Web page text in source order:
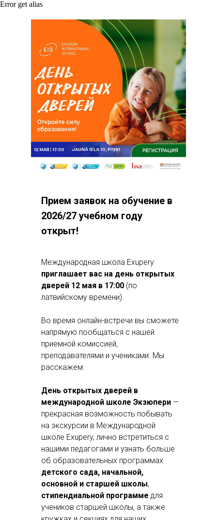
Error get alias
Прием заявок на обучение в
2026/27 учебном году
открыт!
Международная школа Exupery
приглашает вас на день открытых
дверей 12 мая в 17:00 (по
латвийскому времени).
Во время онлайн-встречи вы сможете
напрямую пообщаться с нашей
приемной комиссией,
преподавателями и учениками. Мы
расскажем:
День открытых дверей в
международной школе Экзюпери —
прекрасная возможность побывать
на экскурсии в Международной
школе Exupery, лично встретиться с
нашими педагогами и узнать больше
об образовательных программах
детского сада, начальной,
основной и старшей школы,
стипендиальной программе для
учеников старшей школы, а также